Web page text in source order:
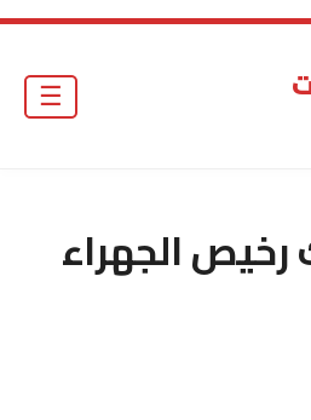
الجهراء